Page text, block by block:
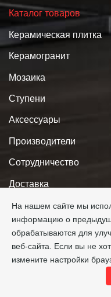
Каталог товаров
Керамическая плитка
Керамогранит
Мозаика
Ступени
Аксессуары
Производители
Сотрудничество
Доставка
Оплата
Новости
Проект 3D
На нашем сайте мы
информацию о
обрабатываются для
веб-сайта. Если вы не
измените настройки